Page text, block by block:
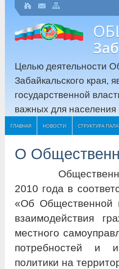
Целью деятельности
Забайкальского края,
государственной
важных для населения
ГЛАВНАЯ НОВОСТИ СТРУКТУРА
О
Общественная
2010 года в
«Об Общественной
взаимодействия
местного
потребностей и
политики на